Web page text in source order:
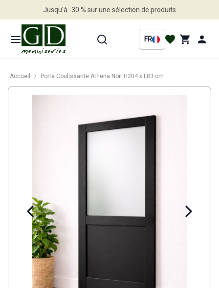
Jusqu'à -30 % sur une sélection de produits
FR
Accueil / Porte Coulissante Athena Noir H204 x L83 cm